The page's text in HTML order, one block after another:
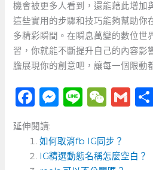
機會被更多人看到，還能藉此增加
這些實用的步驟和技巧能夠幫助你
多精彩瞬間。在瞬息萬變的數位世
習，你就能不斷提升自己的內容影
膽展現你的創意吧，讓每一個限動
F
a
c
e
M
ss
e
Li
e
W
C
h
G
l
延伸閱讀:
如何取消fb IG同步？
IG精選動態名稱怎麼空白？